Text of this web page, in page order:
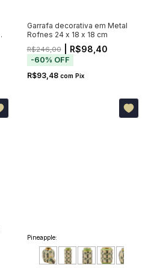
Garrafa decorativa em Metal
Rofnes 24 x 18 x 18 cm
R$246,00| R$98,40
-60% OFF
R$93,48 com Pix
Pineapple: